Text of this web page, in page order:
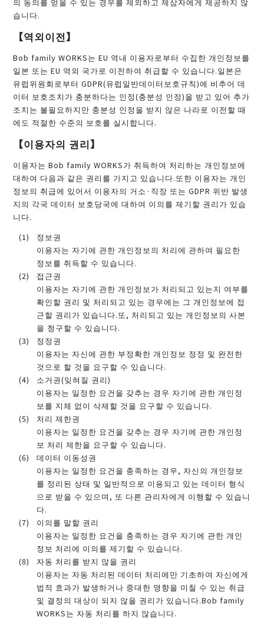
습니다.
【역외이전】
Bob family WORKS는 EU 역내 이용자로부터 수집한 개인정보를
일본 또는 EU 역외 국가로 이전하여 취급할 수 있습니다.일본은
유럽위원회로부터 GDPR(유럽일반데이터보호규칙)에 비추어 데
이터 보호조치가 충분하다는 인정(충분성 인정)을 받고 있어 추가
조치는 불필요하지만 충분성 인정을 받지 않은 나라로 이전할 때
에도 적절한 수준의 보호를 실시합니다.
【이용자의 권리】
이용자는 Bob family WORKS가 취득하여 처리하는 개인정보에
대하여 다음과 같은 권리를 가지고 있습니다.또한 이용자는 개인
정보의 취급에 있어서 이용자의 거소·직장 또는 GDPR 위반 발생
지의 각국 데이터 보호당국에 대하여 이의를 제기할 권리가 있습
니다.
정보권
이용자는 자기에 관한 개인정보의 처리에 관하여 필요한
정보를 취득할 수 있습니다.
접근권
이용자는 자기에 관한 개인정보가 처리되고 있는지 여부를
확인할 권리 및 처리되고 있는 경우에는 그 개인정보에 접
근할 권리가 있습니다.또, 처리되고 있는 개인정보의 사본
을 청구할 수 있습니다.
정정권
이용자는 자신에 관한 부정확한 개인정보 정정 및 완전한
것으로 할 것을 요구할 수 있습니다.
소거권(잊혀질 권리)
이용자는 일정한 요건을 갖추는 경우 자기에 관한 개인정
보를 지체 없이 삭제할 것을 요구할 수 있습니다.
처리 제한권
이용자는 일정한 요건을 갖추는 경우 자기에 관한 개인정
보 처리 제한을 요구할 수 있습니다.
데이터 이동성권
이용자는 일정한 요건을 충족하는 경우, 자신의 개인정보
를 정리된 상태 및 일반적으로 이용되고 있는 데이터 형식
으로 받을 수 있으며, 또 다른 관리자에게 이행할 수 있습니
다.
이의를 말할 권리
이용자는 일정한 요건을 충족하는 경우 자기에 관한 개인
정보 처리에 이의를 제기할 수 있습니다.
자동 처리를 받지 않을 권리
이용자는 자동 처리된 데이터 처리에만 기초하여 자신에게
법적 효과가 발생하거나 중대한 영향을 미칠 수 있는 취급
및 결정의 대상이 되지 않을 권리가 있습니다.Bob family
WORKS는 자동 처리를 하지 않습니다.